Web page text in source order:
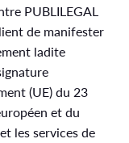
PUBLILEGAL
de manifester
ladite
(UE) du 23
et du
les services de